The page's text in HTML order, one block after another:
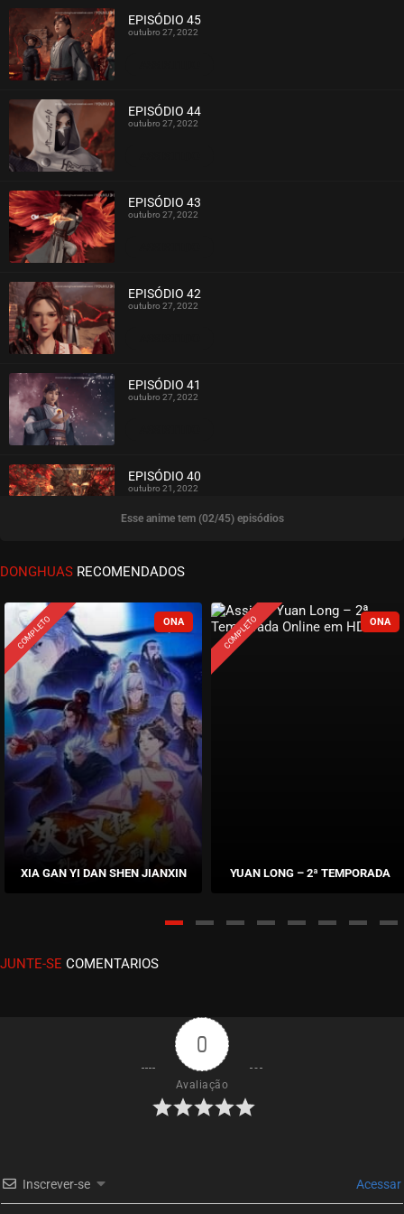
EPISÓDIO 45
outubro 27, 2022
EPISÓDIO 44
outubro 27, 2022
EPISÓDIO 43
outubro 27, 2022
EPISÓDIO 42
outubro 27, 2022
EPISÓDIO 41
outubro 27, 2022
ASSISTIDO
EPISÓDIO 40
outubro 21, 2022
ASSISTIDO
EPISÓDIO 39
ASSISTIDO
EPISÓDIO 38
outubro 21, 2022
ASSISTIDO
EPISÓDIO 37
outubro 21, 2022
EPISÓDIO 36
outubro 21, 2022
ASSISTIDO
EPISÓDIO 34
outubro 13, 2022
EPISÓDIO 33
EPISÓDIO 32
Esse anime tem (02/45) episódios
DONGHUAS RECOMENDADOS
COMPLETO
XIA GAN YI DAN SHEN JIANXIN
COMPLETO
YUAN LONG – 2ª TEMPORADA
JUNTE-SE COMENTARIOS
0
Avaliação
Inscrever-se Acessar